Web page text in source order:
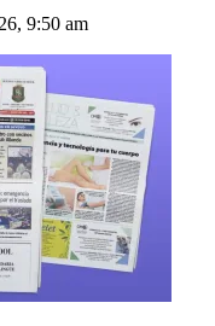
9:50 am